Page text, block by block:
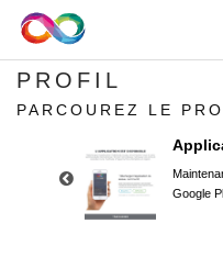
PROFIL
PARCOUREZ LE
Google